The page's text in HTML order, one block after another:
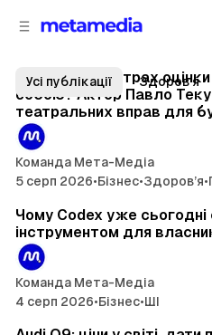
M
e
t
a
-
M
e
d
i
a
Усі публікації Здоров’я
Як подолати страх
собою? Актор Павло
театральних вправ для
Команда Мета-Медіа
5 серп 2026•Бізнес•Здоров’я•
Чому Codex уже
інструментом для
Команда Мета-Медіа
4 серп 2026•Бізнес•ШІ